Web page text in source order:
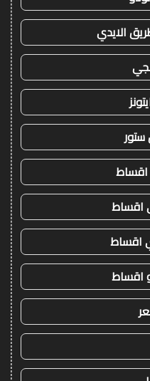
الايدي
ستور
اقساط
اقساط
اقساط